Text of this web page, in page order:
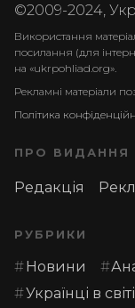
©2009-2024,
Використання
посилання (для
на «ukrpohliad.org».
Рекламні матеріали
Політика
ПРО ВИДАННЯ
Редакція
РУБРИКИ
Новини
Українці в світі